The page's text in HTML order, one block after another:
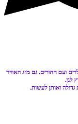
ועם ההורים. גם מזג האוויר
לגן.